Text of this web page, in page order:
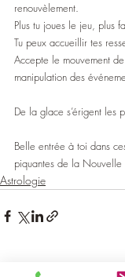
renouvèlement.
Plus tu joues le jeu, plus
Tu peux accueillir tes
Accepte le mouvement
manipulation des
De la glace s’érigent les
Belle entrée à toi dans
piquantes de la Nouvelle
Astrologie